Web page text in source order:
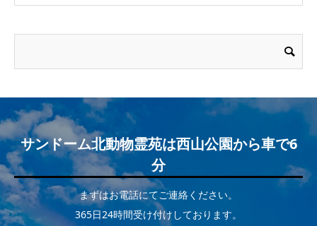
サンドーム北動物霊苑は西山公園から車で6
分
まずはお電話にてご連絡ください。
365日24時間受け付けしております。